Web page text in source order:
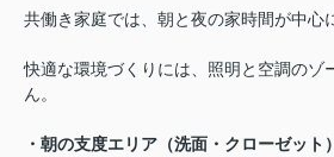
共働き家庭では、朝と夜の家時間が中心
快適な環境づくりには、照明と空調のゾ
ん。
・朝の支度エリア（洗面・クローゼット